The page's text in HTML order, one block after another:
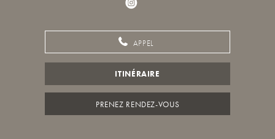
APPEL
ITINÉRAIRE
PRENEZ RENDEZ-VOUS